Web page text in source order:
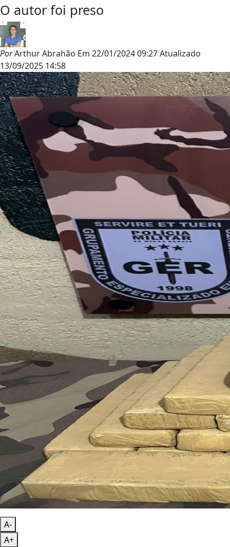
O autor foi preso
PorArthur Abrahão Em 22/01/2024 09:27Atualizado
13/09/2025 14:58
A-
A+